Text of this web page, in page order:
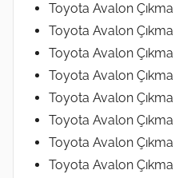
Toyota Avalon
Toyota Avalon
Toyota Avalon Çıkma
Toyota Avalon
Toyota Avalon
Toyota Avalon
Toyota Avalon Çıkma
Toyota Avalon